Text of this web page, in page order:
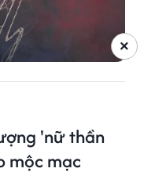
'nữ thần
mộc mạc
×